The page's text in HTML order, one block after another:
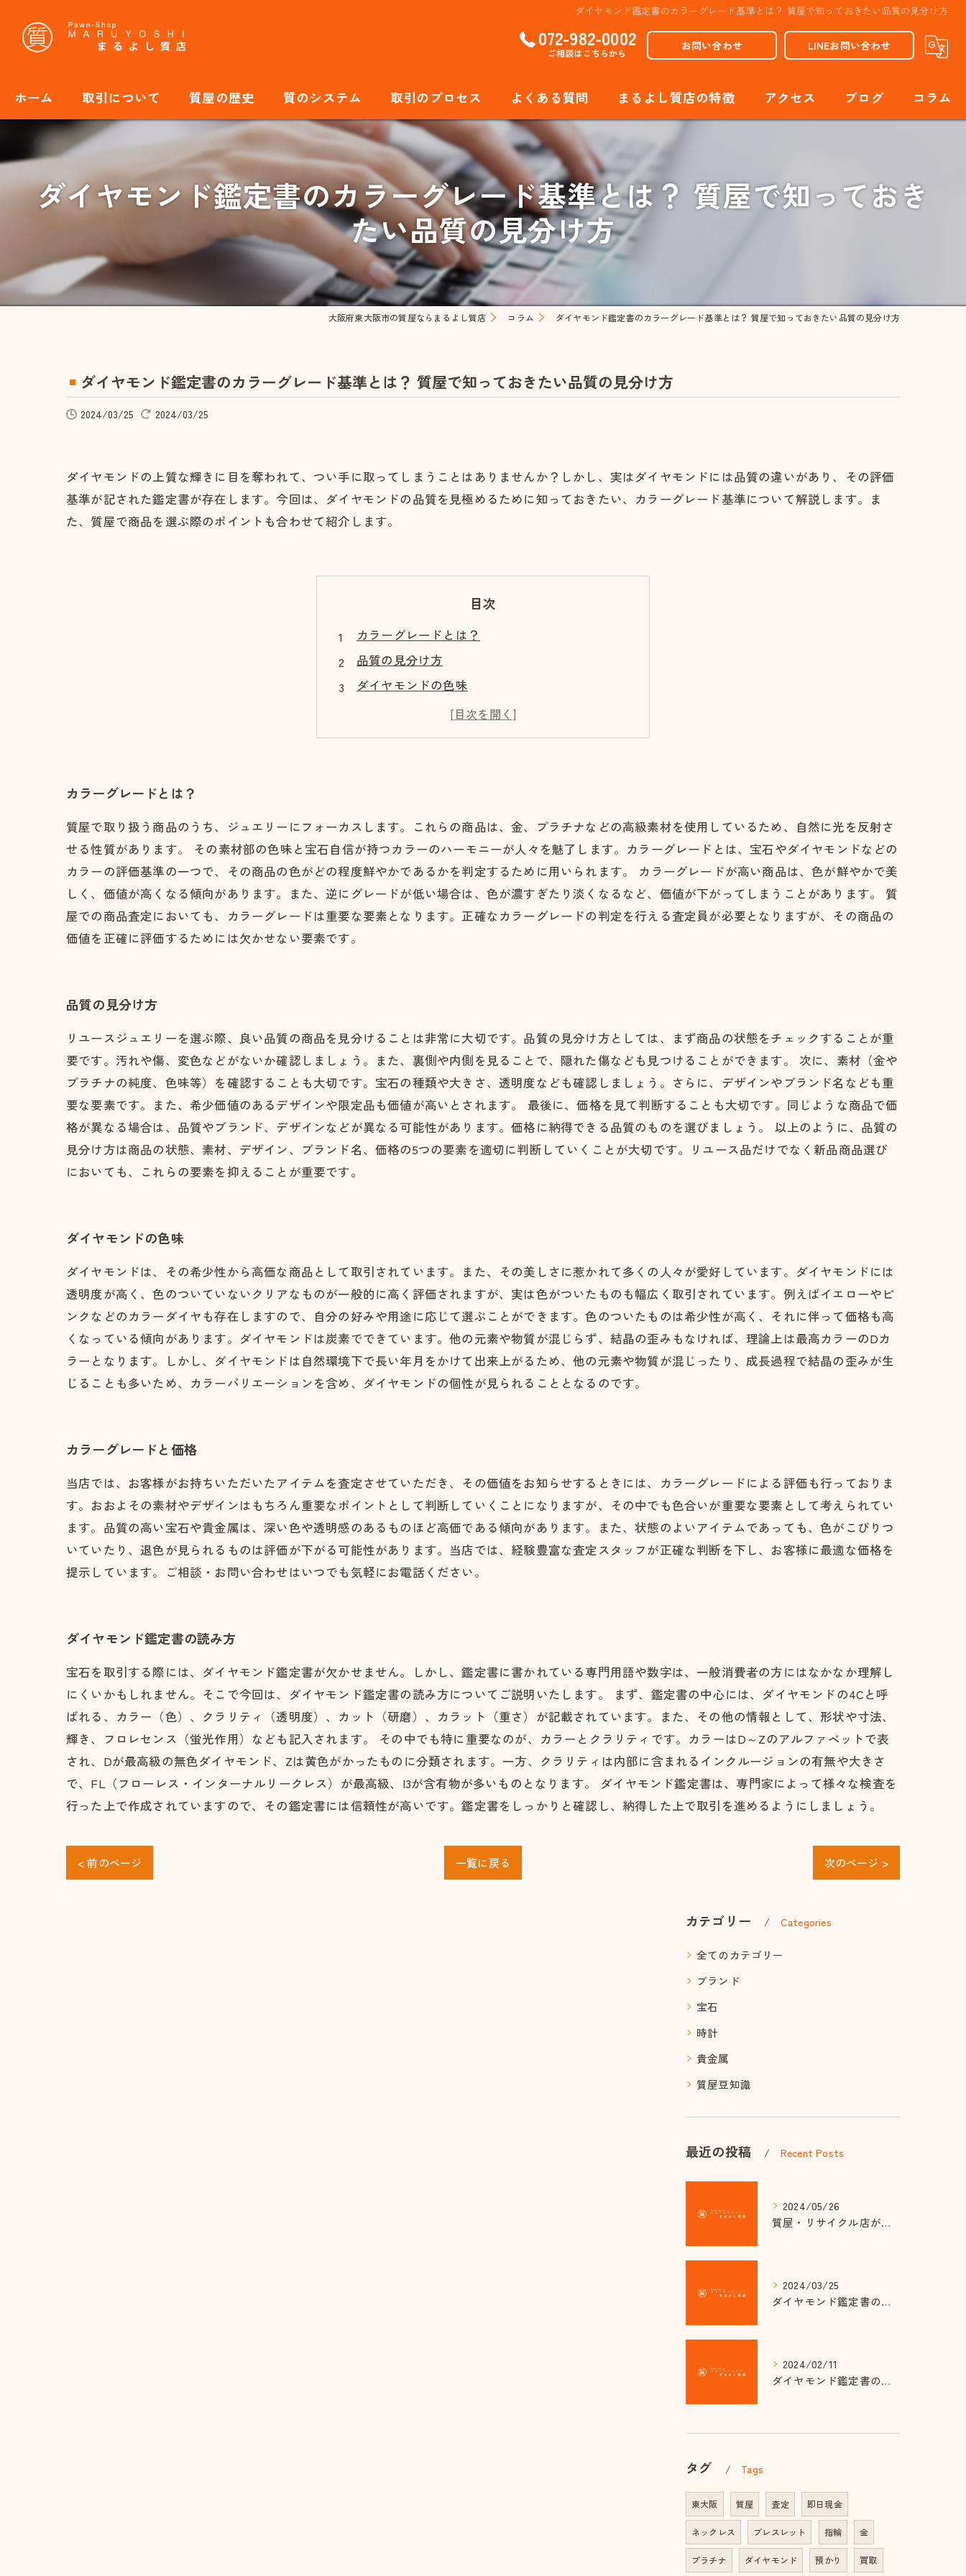
ダイヤモンド鑑定書のカラーグレード基準とは？ 質屋で知っておきたい品質の見分け方
072-982-0002
ご相談はこちらから
お問い合わせ LINEお問い合わせ
ホーム 取引について 質屋の歴史 質のシステム 取引のプロセス よくある質問 まるよし質店の特徴
貴金属
ブランド
ジュエリー
腕時計
アクセス ブログ コラム
ダイヤモンド鑑定書のカラーグレード基準とは？ 質屋で知っておき
たい品質の見分け方
大阪府東大阪市の質屋ならまるよし質店 コラム ダイヤモンド鑑定書のカラーグレード基準とは？ 質屋で知っておきたい品質の見分け方
ダイヤモンド鑑定書のカラーグレード基準とは？ 質屋で知っておきたい品質の見分け方
2024/03/25 2024/03/25
ダイヤモンドの上質な輝きに目を奪われて、つい手に取ってしまうことはありませんか？しかし、実はダイヤモンドには品質の違いがあり、その評価
基準が記された鑑定書が存在します。今回は、ダイヤモンドの品質を見極めるために知っておきたい、カラーグレード基準について解説します。ま
た、質屋で商品を選ぶ際のポイントも合わせて紹介します。
目次
カラーグレードとは？
品質の見分け方
ダイヤモンドの色味
カラーグレードと価格
ダイヤモンド鑑定書の読み方
カラーグレードとは？
質屋で取り扱う商品のうち、ジュエリーにフォーカスします。これらの商品は、金、プラチナなどの高級素材を使用しているため、自然に光を反射さ
せる性質があります。 その素材部の色味と宝石自信が持つカラーのハーモニーが人々を魅了します。カラーグレードとは、宝石やダイヤモンドなどの
カラーの評価基準の一つで、その商品の色がどの程度鮮やかであるかを判定するために用いられます。 カラーグレードが高い商品は、色が鮮やかで美
しく、価値が高くなる傾向があります。また、逆にグレードが低い場合は、色が濃すぎたり淡くなるなど、価値が下がってしまうことがあります。 質
屋での商品査定においても、カラーグレードは重要な要素となります。正確なカラーグレードの判定を行える査定員が必要となりますが、その商品の
価値を正確に評価するためには欠かせない要素です。
品質の見分け方
リユースジュエリーを選ぶ際、良い品質の商品を見分けることは非常に大切です。品質の見分け方としては、まず商品の状態をチェックすることが重
要です。汚れや傷、変色などがないか確認しましょう。また、裏側や内側を見ることで、隠れた傷なども見つけることができます。 次に、素材（金や
プラチナの純度、色味等）を確認することも大切です。宝石の種類や大きさ、透明度なども確認しましょう。さらに、デザインやブランド名なども重
要な要素です。また、希少価値のあるデザインや限定品も価値が高いとされます。 最後に、価格を見て判断することも大切です。同じような商品で価
格が異なる場合は、品質やブランド、デザインなどが異なる可能性があります。価格に納得できる品質のものを選びましょう。 以上のように、品質の
見分け方は商品の状態、素材、デザイン、ブランド名、価格の5つの要素を適切に判断していくことが大切です。リユース品だけでなく新品商品選び
においても、これらの要素を抑えることが重要です。
ダイヤモンドの色味
ダイヤモンドは、その希少性から高価な商品として取引されています。また、その美しさに惹かれて多くの人々が愛好しています。ダイヤモンドには
透明度が高く、色のついていないクリアなものが一般的に高く評価されますが、実は色がついたものも幅広く取引されています。例えばイエローやピ
ンクなどのカラーダイヤも存在しますので、自分の好みや用途に応じて選ぶことができます。色のついたものは希少性が高く、それに伴って価格も高
くなっている傾向があります。ダイヤモンドは炭素でできています。他の元素や物質が混じらず、結晶の歪みもなければ、理論上は最高カラーのDカ
ラーとなります。しかし、ダイヤモンドは自然環境下で長い年月をかけて出来上がるため、他の元素や物質が混じったり、成長過程で結晶の歪みが生
じることも多いため、カラーバリエーションを含め、ダイヤモンドの個性が見られることとなるのです。
カラーグレードと価格
当店では、お客様がお持ちいただいたアイテムを査定させていただき、その価値をお知らせするときには、カラーグレードによる評価も行っておりま
す。おおよその素材やデザインはもちろん重要なポイントとして判断していくことになりますが、その中でも色合いが重要な要素として考えられてい
ます。品質の高い宝石や貴金属は、深い色や透明感のあるものほど高価である傾向があります。また、状態のよいアイテムであっても、色がこびりつ
いていたり、退色が見られるものは評価が下がる可能性があります。当店では、経験豊富な査定スタッフが正確な判断を下し、お客様に最適な価格を
提示しています。ご相談・お問い合わせはいつでも気軽にお電話ください。
ダイヤモンド鑑定書の読み方
宝石を取引する際には、ダイヤモンド鑑定書が欠かせません。しかし、鑑定書に書かれている専門用語や数字は、一般消費者の方にはなかなか理解し
にくいかもしれません。そこで今回は、ダイヤモンド鑑定書の読み方についてご説明いたします。 まず、鑑定書の中心には、ダイヤモンドの4Cと呼
ばれる、カラー（色）、クラリティ（透明度）、カット（研磨）、カラット（重さ）が記載されています。また、その他の情報として、形状や寸法、
輝き、フロレセンス（蛍光作用）なども記入されます。 その中でも特に重要なのが、カラーとクラリティです。カラーはD～Zのアルファベットで表
され、Dが最高級の無色ダイヤモンド、Zは黄色がかったものに分類されます。一方、クラリティは内部に含まれるインクルージョンの有無や大きさ
で、FL（フローレス・インターナルリークレス）が最高級、I3が含有物が多いものとなります。 ダイヤモンド鑑定書は、専門家によって様々な検査を
行った上で作成されていますので、その鑑定書には信頼性が高いです。鑑定書をしっかりと確認し、納得した上で取引を進めるようにしましょう。
< 前のページ 一覧に戻る 次のページ >
カテゴリー Categories
全てのカテゴリー
ブランド
宝石
時計
貴金属
質屋豆知識
最近の投稿 Recent Posts
2024/05/26
質屋・リサイクル店が注目される理由は金相場高騰？
2024/03/25
ダイヤモンド鑑定書のカラーグレード基準とは？ 質屋で知っておきたい品質の見分け方
2024/02/11
ダイヤモンド鑑定書のカットグレードって何？正しい知識で選ぶ質屋さんのポイント
タグ Tags
東大阪 質屋 査定 即日現金
ネックレス ブレスレット 指輪 金
プラチナ ダイヤモンド 預かり 買取